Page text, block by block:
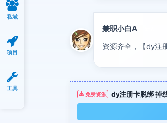
兼职小白A
资源齐全，【dy注
免费资源 dy注册卡脱绑 掉
私域
项目
工具